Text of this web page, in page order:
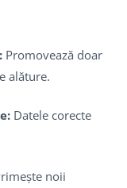
Promovează doar
alăture.
Datele corecte
noii